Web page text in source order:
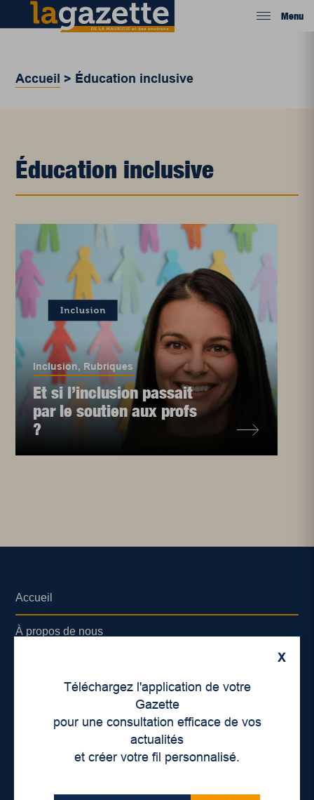
Menu
Accueil > Éducation inclusive
Éducation inclusive
Inclusion, Rubriques
Et si l’inclusion passait
par le soutien aux profs
?
X
Téléchargez l'application de votre
Gazette
pour une consultation efficace de vos
actualités
et créer votre fil personnalisé.
Accueil
À propos de nous
Lieux de distribution